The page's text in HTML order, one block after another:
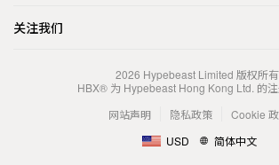
关注我们
2026 Hypebeast Limited 版权所有
HBX® 为 Hypebeast Hong Kong Ltd. 的注
网站声明
隐私政策
Cookie
USD
简体中文